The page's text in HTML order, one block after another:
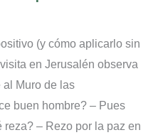
(y cómo aplicarlo sin
en Jerusalén observa
al Muro de las
buen hombre? – Pues
– Rezo por la paz en